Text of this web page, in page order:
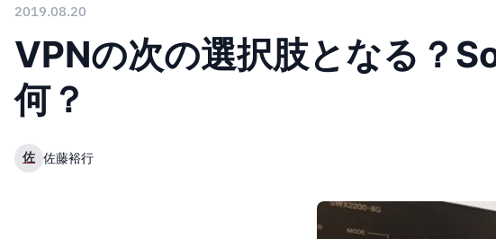
2019.08.20
VPNの次の選択肢となる？
何？
佐 佐藤裕行